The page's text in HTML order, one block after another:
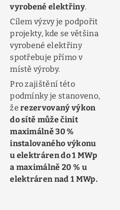
vyrobené elektřiny.
Cílem výzvy je podpořit
projekty, kde se většina
vyrobené elektřiny
spotřebuje přímo v
místě výroby.
Pro zajištění této
podmínky je stanoveno,
žerezervovaný výkon
do sítě může činit
maximálně 30 %
instalovaného výkonu
u elektráren do 1 MWp
a maximálně 20 % u
elektráren nad 1 MWp.